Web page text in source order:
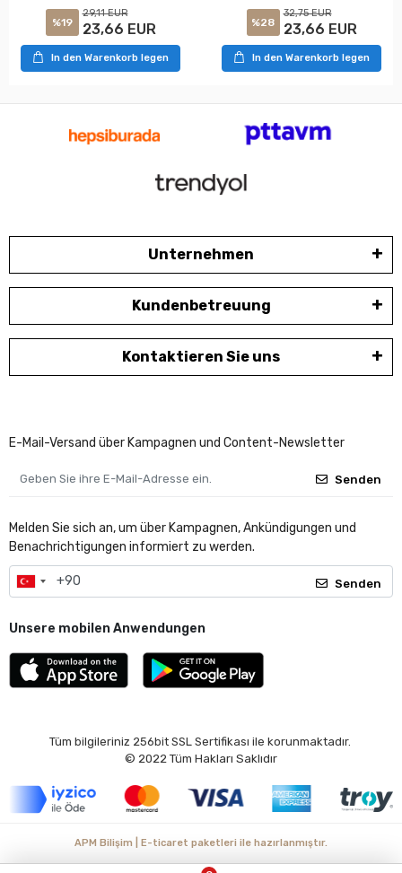
%19
29,11 EUR
23,66 EUR
In den Warenkorb legen
%28
32,75 EUR
23,66 EUR
In den Warenkorb legen
Unternehmen
Kundenbetreuung
Kontaktieren Sie uns
E-Mail-Versand über Kampagnen und Content-Newsletter
Senden
Melden Sie sich an, um über Kampagnen, Ankündigungen und
Benachrichtigungen informiert zu werden.
Senden
Unsere mobilen Anwendungen
Tüm bilgileriniz 256bit SSL Sertifikası ile korunmaktadır.
© 2022 Tüm Hakları Saklıdır
APM Bilişim | E-ticaret paketleri ile hazırlanmıştır.